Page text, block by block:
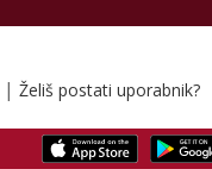
| Želiš postati uporabnik?